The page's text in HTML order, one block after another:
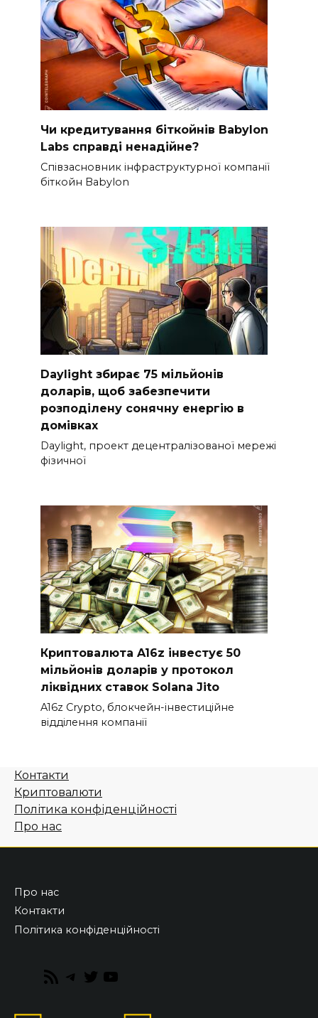
Чи кредитування біткойнів Babylon
Labs справді ненадійне?
Співзасновник інфраструктурної компанії
біткойн Babylon
Daylight збирає 75 мільйонів
доларів, щоб забезпечити
розподілену сонячну енергію в
домівках
Daylight, проект децентралізованої мережі
фізичної
Криптовалюта A16z інвестує 50
мільйонів доларів у протокол
ліквідних ставок Solana Jito
A16z Crypto, блокчейн-інвестиційне
відділення компанії
Контакти
Криптовалюти
Політика конфіденційності
Про нас
Про нас
Контакти
Політика конфіденційності
RSS
Telegram
Twitter